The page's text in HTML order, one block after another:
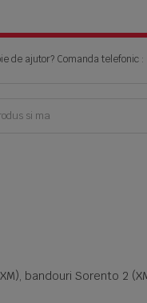
de ajutor? Comanda telefonic :
bandouri Sorento 2